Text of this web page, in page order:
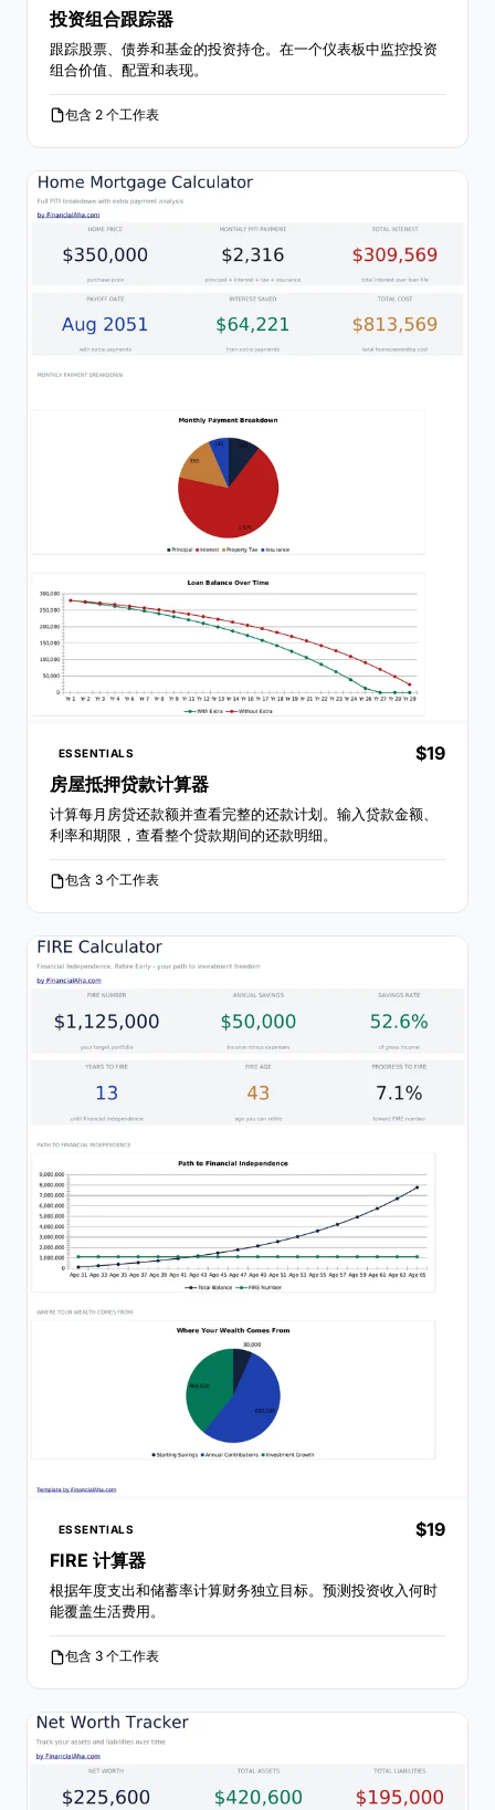
投资组合跟踪器
跟踪股票、债券和基金的投资持仓。在一个仪表板中监控投资
组合价值、配置和表现。
包含 2 个工作表
ESSENTIALS
$19
房屋抵押贷款计算器
计算每月房贷还款额并查看完整的还款计划。输入贷款金额、
利率和期限，查看整个贷款期间的还款明细。
包含 3 个工作表
ESSENTIALS
$19
FIRE 计算器
根据年度支出和储蓄率计算财务独立目标。预测投资收入何时
能覆盖生活费用。
包含 3 个工作表